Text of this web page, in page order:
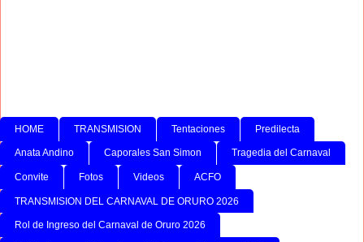
HOME TRANSMISION Tentaciones Predilecta
Anata Andino Caporales San Simon Tragedia del Carnaval
Convite Fotos Videos ACFO
TRANSMISION DEL CARNAVAL DE ORURO 2026
Rol de Ingreso del Carnaval de Oruro 2026